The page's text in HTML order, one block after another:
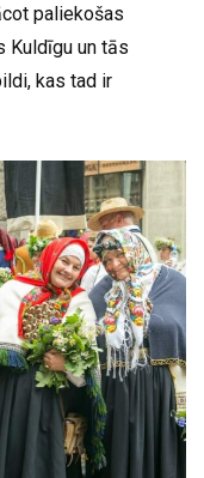
paliekošas
Kuldīgu un tās
kas tad ir